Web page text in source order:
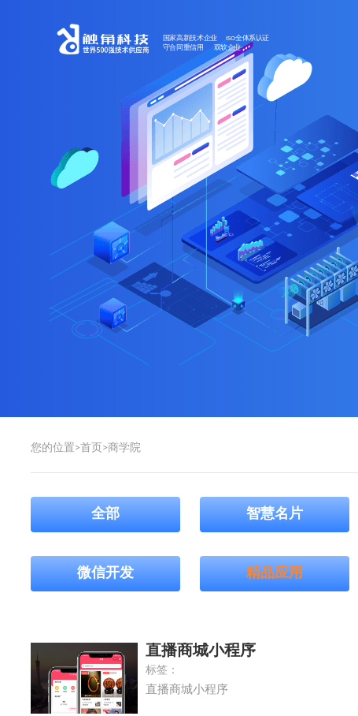
国家高新技术企业 ISO全体系认证
守合同重信用 双软企业
您的位置>首页 >商学院
全部 智慧名片
微信开发 精品应用
直播商城小程序
标签：
直播商城小程序